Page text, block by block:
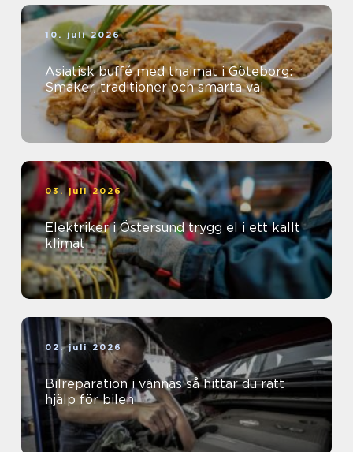
10. juli 2026
Asiatisk buffé med thaimat i Göteborg:
Smaker, traditioner och smarta val
03. juli 2026
Elektriker i Östersund trygg el i ett kallt
klimat
02. juli 2026
Bilreparation i vännäs så hittar du rätt
hjälp för bilen